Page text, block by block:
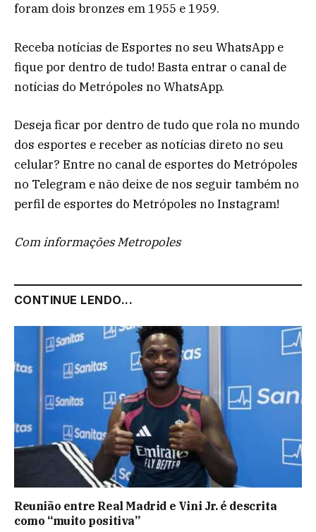
foram dois bronzes em 1955 e 1959.
Receba notícias de Esportes no seu WhatsApp e
fique por dentro de tudo! Basta entrar o canal de
notícias do Metrópoles no WhatsApp.
Deseja ficar por dentro de tudo que rola no mundo
dos esportes e receber as notícias direto no seu
celular? Entre no canal de esportes do Metrópoles
no Telegram e não deixe de nos seguir também no
perfil de esportes do Metrópoles no Instagram!
Com informações Metropoles
CONTINUE LENDO...
Reunião entre Real Madrid e Vini Jr. é descrita
como “muito positiva”